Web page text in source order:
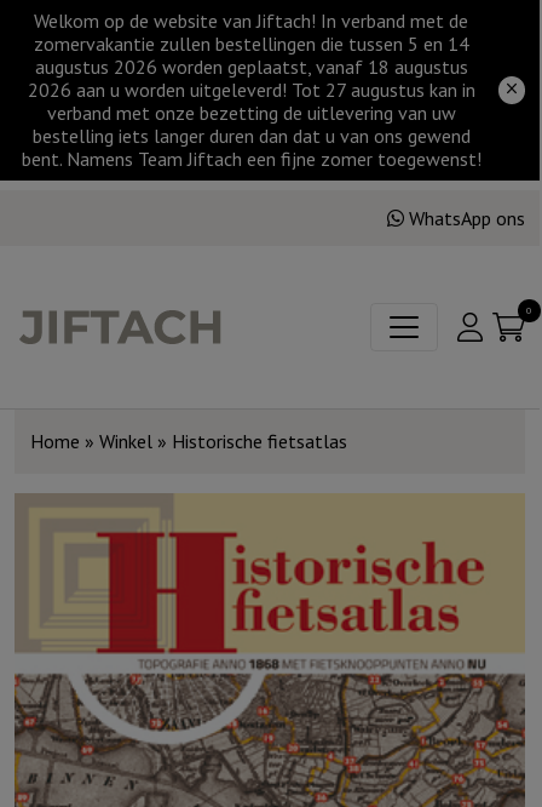
Welkom op de website van Jiftach! In verband met de
zomervakantie zullen bestellingen die tussen 5 en 14
augustus 2026 worden geplaatst, vanaf 18 augustus
2026 aan u worden uitgeleverd! Tot 27 augustus kan in
verband met onze bezetting de uitlevering van uw
bestelling iets langer duren dan dat u van ons gewend
bent. Namens Team Jiftach een fijne zomer toegewenst!
WhatsApp ons
0
Home » Winkel » Historische fietsatlas